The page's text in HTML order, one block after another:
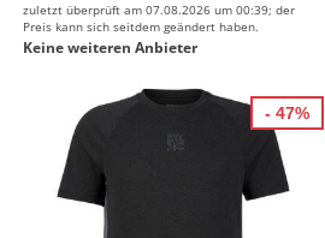
zuletzt überprüft am 07.08.2026 um 00:39; der
Preis kann sich seitdem geändert haben.
Keine weiteren Anbieter
- 47%